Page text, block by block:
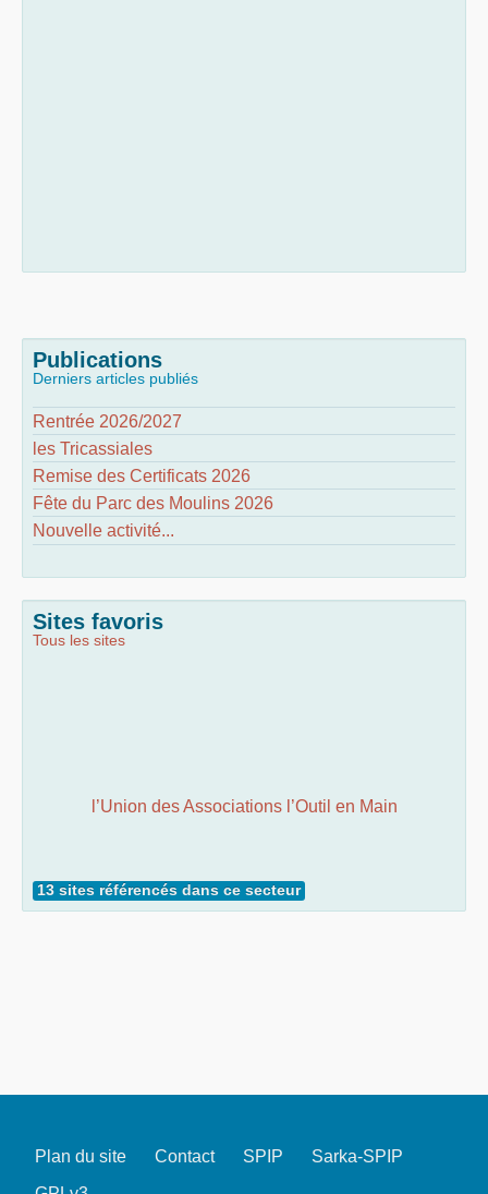
Publications
Derniers articles publiés
Rentrée 2026/2027
les Tricassiales
Remise des Certificats 2026
Fête du Parc des Moulins 2026
Nouvelle activité...
Sites favoris
Tous les sites
l’Union des Associations l’Outil en Main
13 sites référencés dans ce secteur
Plan du site Contact SPIP
Sarka-SPIP